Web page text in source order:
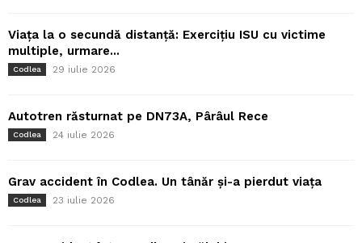
Viața la o secundă distanță: Exercițiu ISU cu victime
multiple, urmare...
Codlea 29 iulie 2026
Autotren răsturnat pe DN73A, Pârâul Rece
Codlea 24 iulie 2026
Grav accident în Codlea. Un tânăr și-a pierdut viața
Codlea 23 iulie 2026